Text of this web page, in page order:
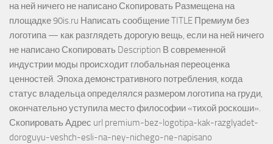
на ней ничего не написано Скопировать Размещена на
площадке 90is.ru Написать сообщение TITLE Премиум без
логотипа — как разглядеть дорогую вещь, если на ней ничего
не написано Скопировать Description В современной
индустрии моды происходит глобальная переоценка
ценностей. Эпоха демонстративного потребления, когда
статус владельца определялся размером логотипа на груди,
окончательно уступила место философии «тихой роскоши».
Скопировать Адрес url premium-bez-logotipa-kak-razglyadet-
doroguyu-veshch-esli-na-ney-nichego-ne-napisano